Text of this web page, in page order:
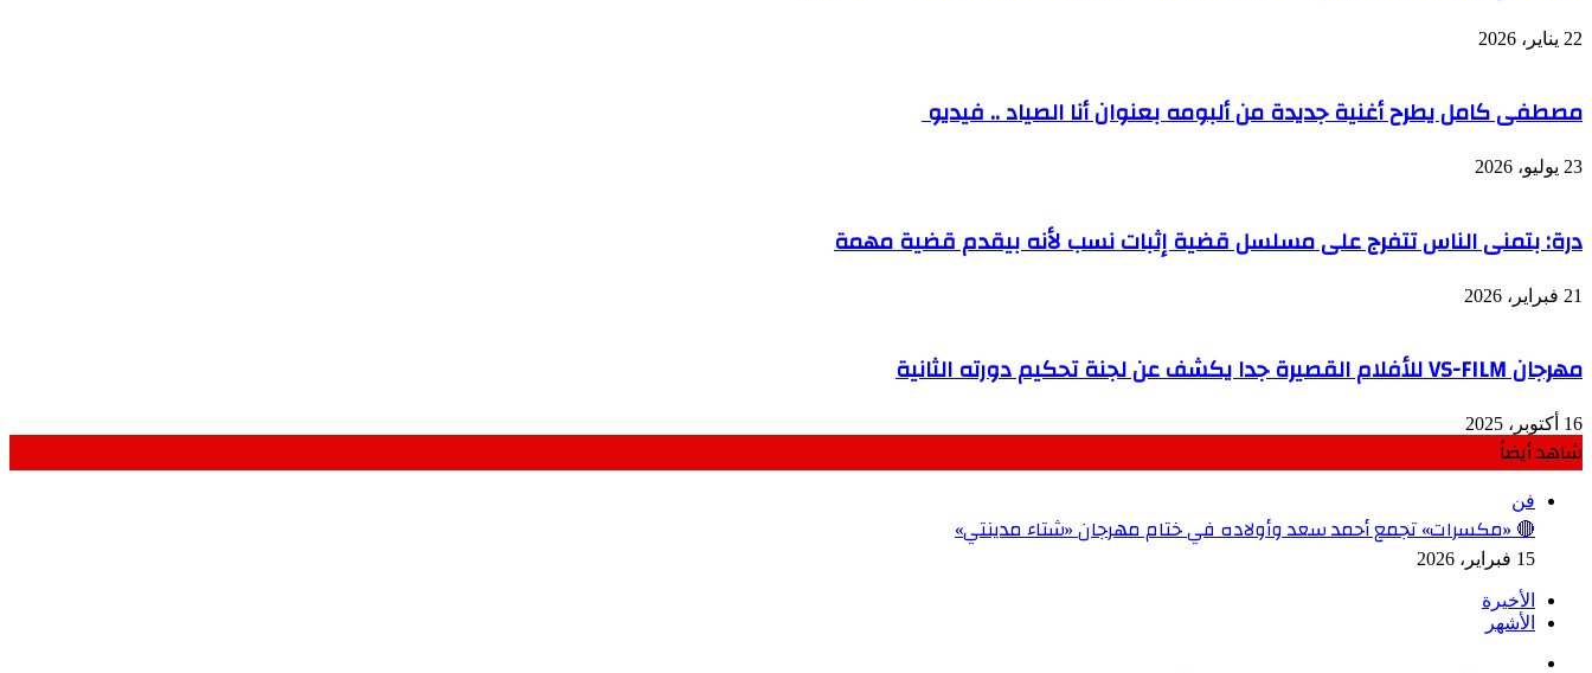
22 يناير، 2026
مصطفى كامل يطرح أغنية جديدة من ألبومه بعنوان أنا الصياد .. فيديو
23 يوليو، 2026
درة: بتمنى الناس تتفرج على مسلسل قضية إثبات نسب لأنه بيقدم قضية مهمة
21 فبراير، 2026
مهرجان VS-FILM للأفلام القصيرة جدا يكشف عن لجنة تحكيم دورته الثانية
16 أكتوبر، 2025
شاهد أيضاً
فن
🔴 «مكسرات» تجمع أحمد سعد وأولاده في ختام مهرجان «شتاء مدينتي»
15 فبراير، 2026
الأخيرة
الأشهر